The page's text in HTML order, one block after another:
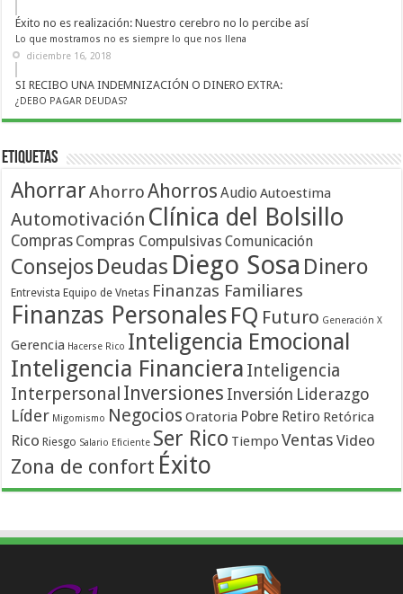
Éxito no es realización: Nuestro cerebro no lo percibe así
Lo que mostramos no es siempre lo que nos llena
diciembre 16, 2018
SI RECIBO UNA INDEMNIZACIÓN O DINERO EXTRA:
¿DEBO PAGAR DEUDAS?
Etiquetas
AhorrarAhorroAhorros Audio Autoestima
Automotivación Clínica del Bolsillo
Compras Compras Compulsivas Comunicación
Consejos Deudas Diego Sosa Dinero
Entrevista Equipo de Vnetas Finanzas Familiares
Finanzas Personales FQ Futuro Generación X
Gerencia Hacerse Rico Inteligencia Emocional
Inteligencia Financiera Inteligencia
Interpersonal Inversiones Inversión Liderazgo
Líder Migomismo Negocios Oratoria Pobre Retiro Retórica
Rico Riesgo Salario Eficiente Ser Rico Tiempo Ventas Video
Zona de confort Éxito